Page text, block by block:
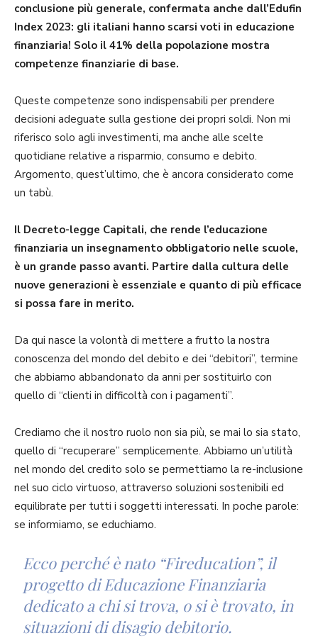
conclusione più generale, confermata anche dall’Edufin
Index 2023: gli italiani hanno scarsi voti in educazione
finanziaria! Solo il 41% della popolazione mostra
competenze finanziarie di base.
Queste competenze sono indispensabili per prendere
decisioni adeguate sulla gestione dei propri soldi. Non mi
riferisco solo agli investimenti, ma anche alle scelte
quotidiane relative a risparmio, consumo e debito.
Argomento, quest’ultimo, che è ancora considerato come
un tabù.
Il Decreto-legge Capitali, che rende l’educazione
finanziaria un insegna­mento obbligatorio nelle scuole,
è un grande passo avanti. Partire dalla cul­tura delle
nuove generazioni è essen­ziale e quanto di più efficace
si possa fare in merito.
Da qui nasce la volontà di mettere a frutto la nostra
conoscenza del mondo del debito e dei “debitori”, termine
che abbiamo abbandonato da anni per sostituirlo con
quello di “clienti in difficoltà con i pagamenti”.
Crediamo che il nostro ruolo non sia più, se mai lo sia stato,
quello di “recuperare” semplicemente. Abbiamo un’utilità
nel mondo del credito solo se permettiamo la re-inclusione
nel suo ciclo virtuoso, attraverso soluzioni sostenibili ed
equilibrate per tutti i soggetti interessati. In poche parole:
se informiamo, se educhiamo.
Ecco perché è nato “Fireducation”, il
progetto di Educazione Finanziaria
dedicato a chi si trova, o si è trovato, in
situazioni di disagio debitorio.